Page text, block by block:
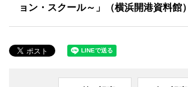
ョン・スクール～」（横浜開港資料館）